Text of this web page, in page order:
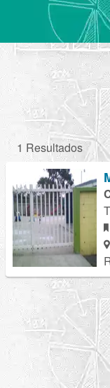
1 Resultados